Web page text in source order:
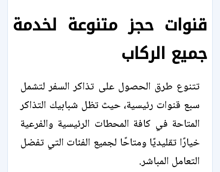
قنوات حجز متنوعة لخدمة
جميع الركاب
تتنوع طرق الحصول على تذاكر السفر لتشمل
سبع قنوات رئيسية، حيث تظل شبابيك التذاكر
المتاحة في كافة المحطات الرئيسية والفرعية
خيارًا تقليديًا ومتاحًا لجميع الفئات التي تفضل
التعامل المباشر.